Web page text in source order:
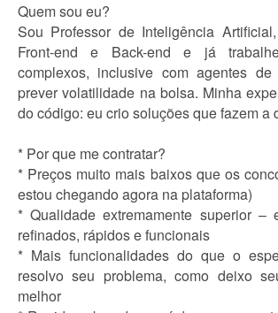
Quem sou eu?
Sou Professor de Inteligência
Front-end e Back-end e já
complexos, inclusive com agentes
prever volatilidade na bolsa. Minha
do código: eu crio soluções que fazem a
* Por que me contratar?
* Preços muito mais baixos que os
estou chegando agora na plataforma)
* Qualidade extremamente superior –
refinados, rápidos e funcionais
* Mais funcionalidades do que o
resolvo seu problema, como deixo
melhor